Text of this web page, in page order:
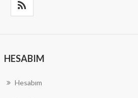
HESABIM
Hesabım